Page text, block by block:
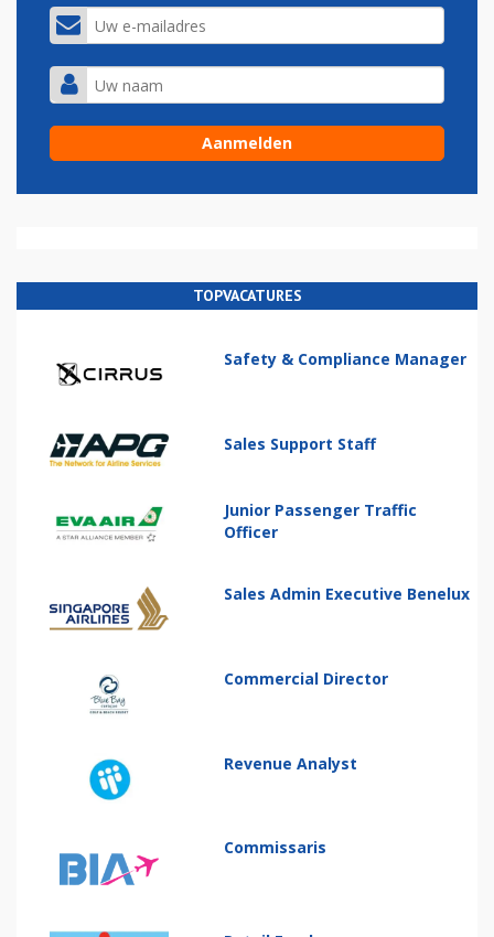
TOPVACATURES
Safety & Compliance Manager
Sales Support Staff
Junior Passenger Traffic
Officer
Sales Admin Executive Benelux
Commercial Director
Revenue Analyst
Commissaris